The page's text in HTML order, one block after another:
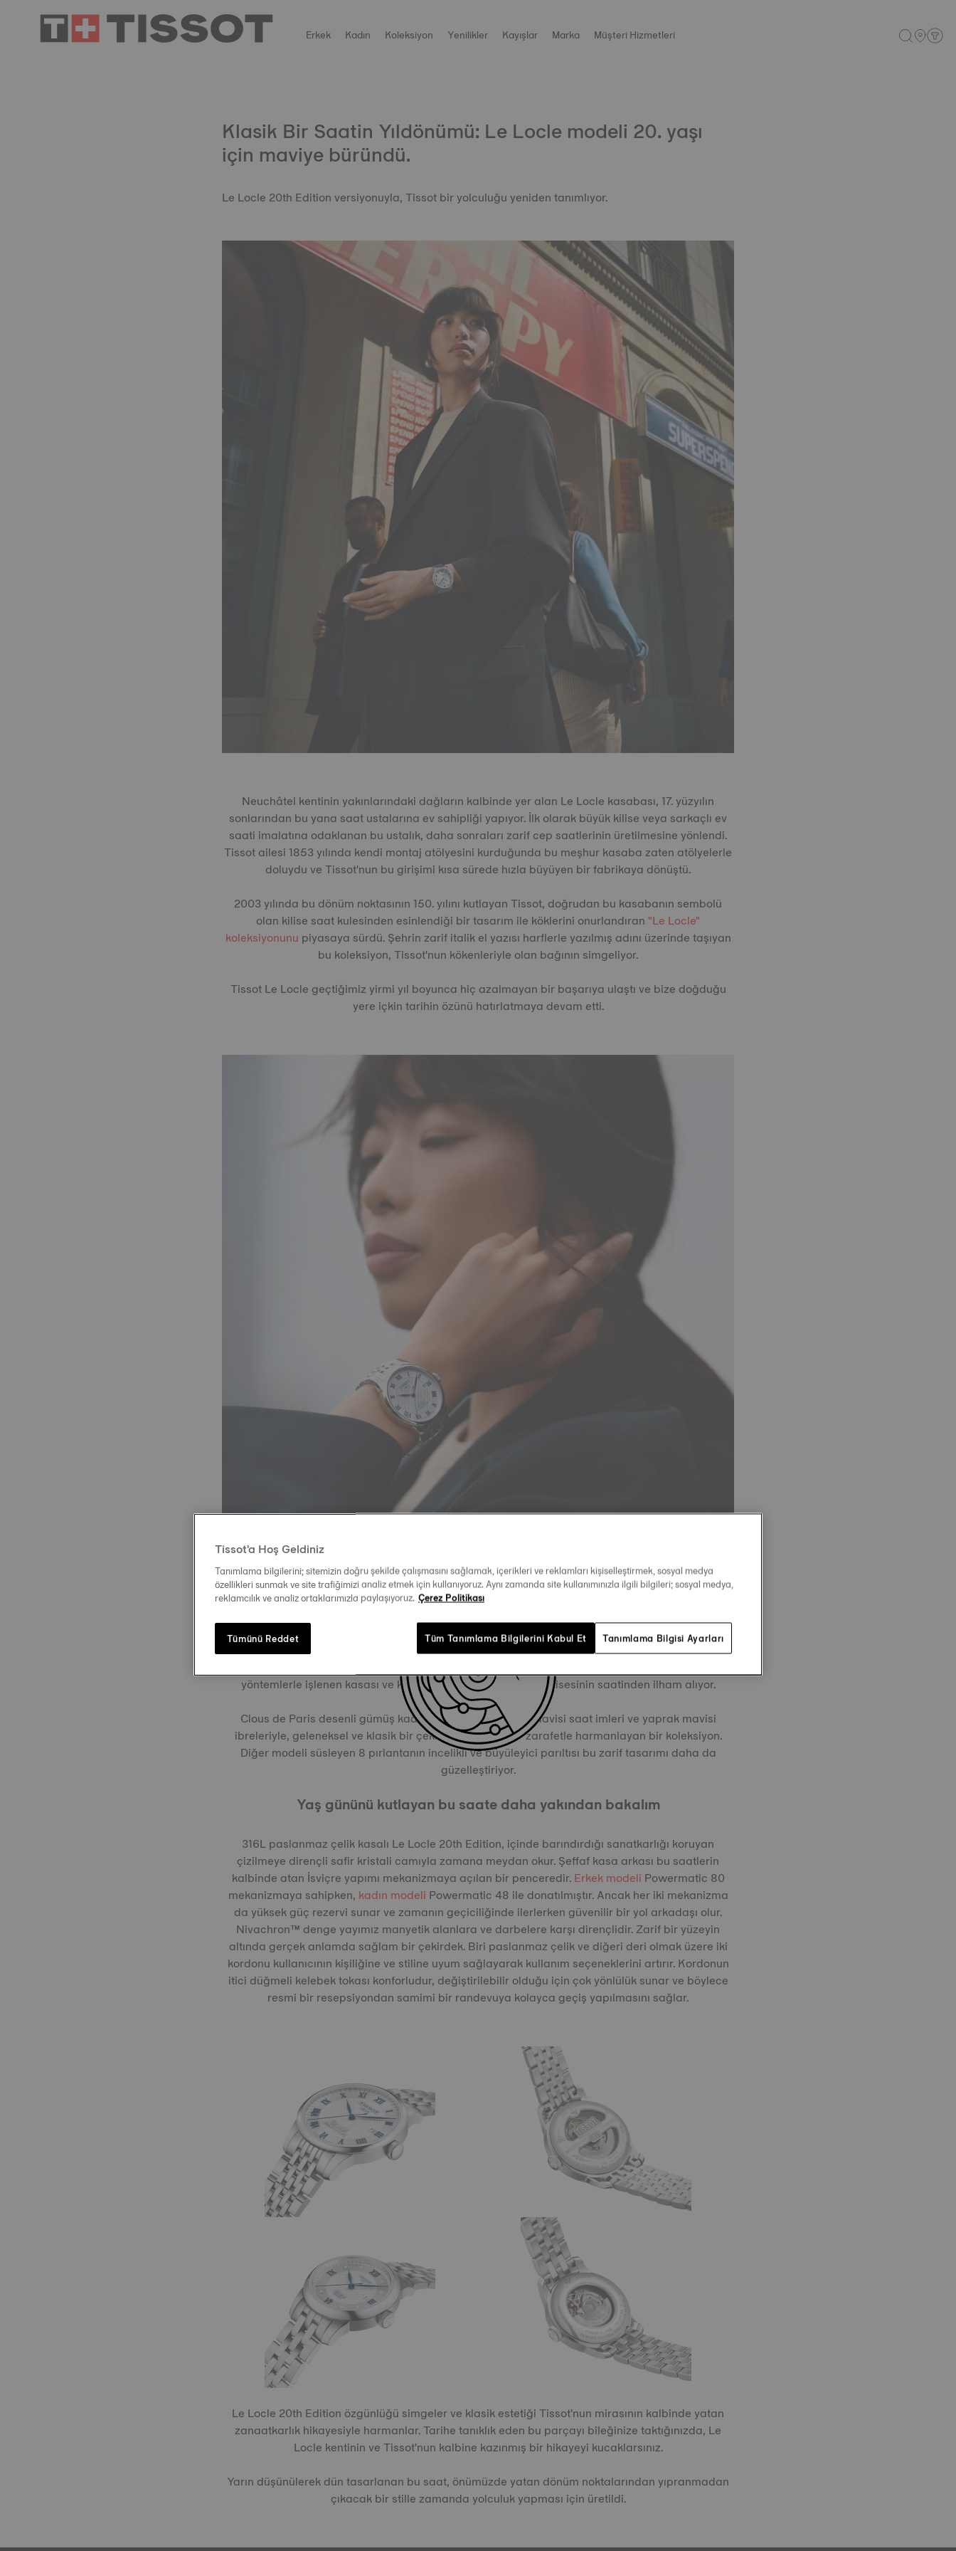
Erkek Kadın Koleksiyon Yenilikler Kayışlar Marka Müşteri Hizmetleri
Klasik Bir Saatin Yıldönümü: Le Locle modeli 20. yaşı
için maviye büründü.
Le Locle 20th Edition versiyonuyla, Tissot bir yolculuğu yeniden tanımlıyor.
Neuchâtel kentinin yakınlarındaki dağların kalbinde yer alan Le Locle kasabası, 17. yüzyılın
sonlarından bu yana saat ustalarına ev sahipliği yapıyor. İlk olarak büyük kilise veya sarkaçlı ev
saati imalatına odaklanan bu ustalık, daha sonraları zarif cep saatlerinin üretilmesine yönlendi.
Tissot ailesi 1853 yılında kendi montaj atölyesini kurduğunda bu meşhur kasaba zaten atölyelerle
doluydu ve Tissot'nun bu girişimi kısa sürede hızla büyüyen bir fabrikaya dönüştü.
2003 yılında bu dönüm noktasının 150. yılını kutlayan Tissot, doğrudan bu kasabanın sembolü
olan kilise saat kulesinden esinlendiği bir tasarım ile köklerini onurlandıran "Le Locle"
koleksiyonunu piyasaya sürdü. Şehrin zarif italik el yazısı harflerle yazılmış adını üzerinde taşıyan
bu koleksiyon, Tissot'nun kökenleriyle olan bağının simgeliyor.
Tissot Le Locle geçtiğimiz yirmi yıl boyunca hiç azalmayan bir başarıya ulaştı ve bize doğduğu
yere içkin tarihin özünü hatırlatmaya devam etti.
20th Edition: Modern ve Geleneksel Bir Saat
Le Locle 20th Edition gelenek ve modern çağı güçlü bir biçimde bir araya getiriyor. Zamanın
yöntemlerle işlenen kasası ve kadranı doğrudan Le Locle Kilisesinin saatinden ilham alıyor.
Clous de Paris desenli gümüş kadranını süsleyen Roma mavisi saat imleri ve yaprak mavisi
ibreleriyle, geleneksel ve klasik bir çekiciliği modern bir zarafetle harmanlayan bir koleksiyon.
Diğer modeli süsleyen 8 pırlantanın incelikli ve büyüleyici parıltısı bu zarif tasarımı daha da
güzelleştiriyor.
Yaş gününü kutlayan bu saate daha yakından bakalım
316L paslanmaz çelik kasalı Le Locle 20th Edition, içinde barındırdığı sanatkarlığı koruyan
çizilmeye dirençli safir kristali camıyla zamana meydan okur. Şeffaf kasa arkası bu saatlerin
kalbinde atan İsviçre yapımı mekanizmaya açılan bir penceredir.Erkek modeli Powermatic 80
mekanizmaya sahipken, kadın modeli Powermatic 48 ile donatılmıştır. Ancak her iki mekanizma
da yüksek güç rezervi sunar ve zamanın geçiciliğinde ilerlerken güvenilir bir yol arkadaşı olur.
Nivachron™️ denge yayımız manyetik alanlara ve darbelere karşı dirençlidir. Zarif bir yüzeyin
altında gerçek anlamda sağlam bir çekirdek. Biri paslanmaz çelik ve diğeri deri olmak üzere iki
kordonu kullanıcının kişiliğine ve stiline uyum sağlayarak kullanım seçeneklerini artırır. Kordonun
itici düğmeli kelebek tokası konforludur, değiştirilebilir olduğu için çok yönlülük sunar ve böylece
resmi bir resepsiyondan samimi bir randevuya kolayca geçiş yapılmasını sağlar.
Le Locle 20th Edition özgünlüğü simgeler ve klasik estetiği Tissot'nun mirasının kalbinde yatan
zanaatkarlık hikayesiyle harmanlar. Tarihe tanıklık eden bu parçayı bileğinize taktığınızda, Le
Locle kentinin ve Tissot'nun kalbine kazınmış bir hikayeyi kucaklarsınız.
Yarın düşünülerek dün tasarlanan bu saat, önümüzde yatan dönüm noktalarından yıpranmadan
çıkacak bir stille zamanda yolculuk yapması için üretildi.
Tissot'a Hoş Geldiniz
Tanımlama bilgilerini; sitemizin doğru şekilde çalışmasını sağlamak, içerikleri ve reklamları kişiselleştirmek, sosyal medya
özellikleri sunmak ve site trafiğimizi analiz etmek için kullanıyoruz. Aynı zamanda site kullanımınızla ilgili bilgileri; sosyal medya,
reklamcılık ve analiz ortaklarımızla paylaşıyoruz. Çerez Politikası
Tanımlama Bilgisi Ayarları
Tümünü Reddet Tüm Tanımlama Bilgilerini Kabul Et